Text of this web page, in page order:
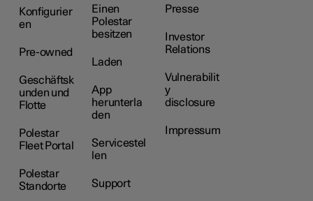
Konfigurier
en
Pre-owned
Geschäftsk
unden und
Flotte
Polestar
Fleet Portal
Polestar
Standorte
Einen
Polestar
besitzen
Laden
App
herunterla
den
Servicestel
len
Support
Presse
Investor
Relations
Vulnerabilit
y
disclosure
Impressum